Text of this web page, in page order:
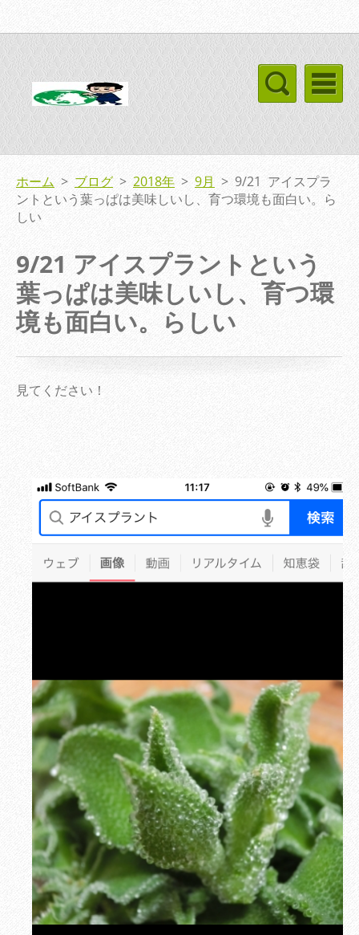
ホーム > ブログ > 2018年 > 9月 > 9/21 アイスプラ
ントという葉っぱは美味しいし、育つ環境も面白い。ら
しい
9/21 アイスプラントという
葉っぱは美味しいし、育つ環
境も面白い。らしい
見てください！